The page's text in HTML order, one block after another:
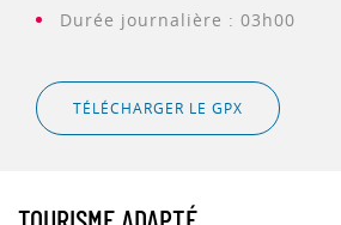
Durée journalière : 03h00
TÉLÉCHARGER LE GPX